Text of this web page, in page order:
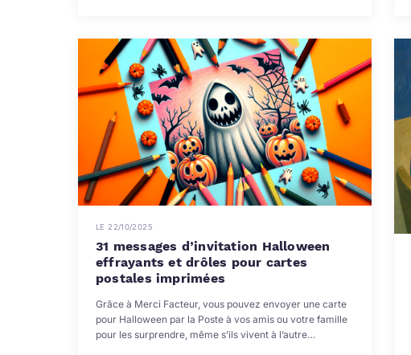
LE 22/10/2025
31 messages d’invitation Halloween
effrayants et drôles pour cartes
postales imprimées
Grâce à Merci Facteur, vous pouvez envoyer une carte
pour Halloween par la Poste à vos amis ou votre famille
pour les surprendre, même s’ils vivent à l’autre…